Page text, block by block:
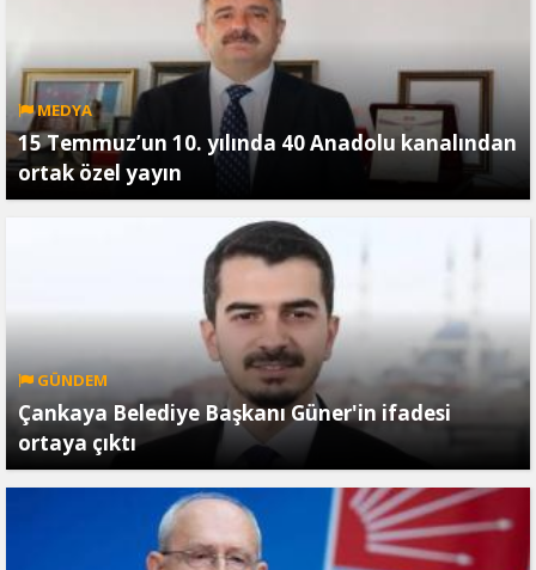
MEDYA
15 Temmuz’un 10. yılında 40 Anadolu kanalından
ortak özel yayın
GÜNDEM
Çankaya Belediye Başkanı Güner'in ifadesi
ortaya çıktı